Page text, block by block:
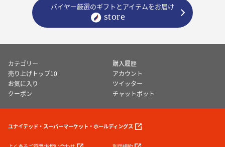
バイヤー厳選のギフトとアイテムをお届け
カテゴリー
購入履歴
売り上げトップ10
アカウント
お気に入り
ツイッター
クーポン
チャットボット
ユナイテッド・スーパーマーケット・ホールディングス